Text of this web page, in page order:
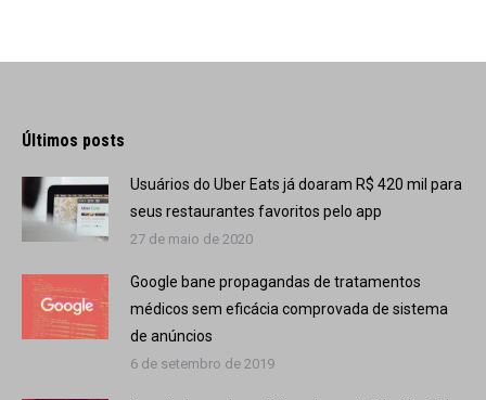
Últimos posts
Usuários do Uber Eats já doaram R$ 420 mil para
seus restaurantes favoritos pelo app
27 de maio de 2020
Google bane propagandas de tratamentos
médicos sem eficácia comprovada de sistema
de anúncios
6 de setembro de 2019